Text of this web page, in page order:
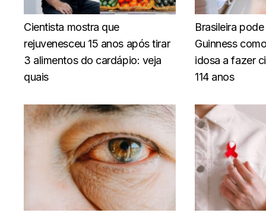
Cientista mostra que
rejuvenesceu 15 anos após tirar
3 alimentos do cardápio: veja
quais
Brasileira
Guinness
idosa a fazer
114 anos